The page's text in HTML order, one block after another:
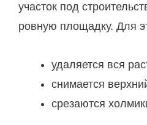
участок под
ровную площадку. Для
удаляется вся
cнимается
срезаются